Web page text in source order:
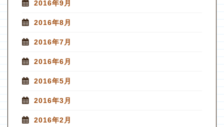
2016年9月
2016年8月
2016年7月
2016年6月
2016年5月
2016年3月
2016年2月